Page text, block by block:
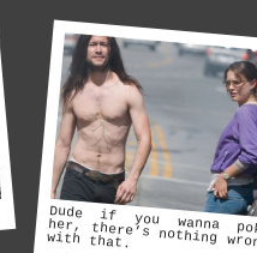
Dude if you wanna
her, there’s nothing
with that.